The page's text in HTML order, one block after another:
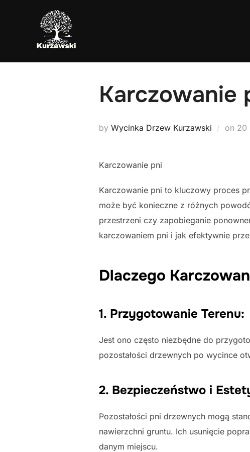
Karczowanie
by Wycinka Drzew Kurzawski on 20
Karczowanie pni
Karczowanie pni to kluczowy proces
może być konieczne z różnych
przestrzeni czy zapobieganie
karczowaniem pni i jak efektywnie
Dlaczego
1. Przygotowanie Terenu:
Jest ono często niezbędne do
pozostałości drzewnych po wycince
2. Bezpieczeństwo i
Pozostałości pni drzewnych mogą
nawierzchni gruntu. Ich usunięcie
danym miejscu.